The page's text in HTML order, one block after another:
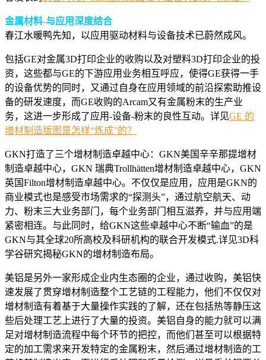
金属材料-与应用深度结合
春江水暖鸭先知，以应用驱动材料与设备技术已蔚然成风。
包括GE对金属3D打印企业的收购以及对塑料3D打印企业的投
资，这些都与GE的下游应用业务相互呼应，使得GE获得一手
的设备优势的同时，又通过自身在应用领域的前沿探索助推设
备的研发速度，而GE收购的Arcam又有金属粉末的生产业
务，这进一步形成了应用-设备-粉末的良性互动。详见GE 的
增材制造版图是怎样“炼成”的？
GKN打造了三个增材制造卓越中心：GKN美国辛辛那提增材
制造卓越中心，GKN 瑞典Trollhätten增材制造卓越中心，GKN
英国Filton增材制造卓越中心。不仅仅是应用，应用是GKN的
商业模式也是感受市场需求的“探测头”，通过航空航天、动
力、粉末三大业务部门，每个业务部门相互滋养，并与应用端
紧密相连。与此同时，给GKN这些卓越中心不断“输血”的是
GKN与其全球20所高校及科研机构的联合开发模式.详见3D科
学谷研究揭秘GKN的增材制造布局。
美铝是另外一家形成企业内生态圈的企业，通过收购，美铝快
速发展了贯穿增材制造整个工艺链的工程能力，他们不仅仅对
增材制造有着基于大量操作实践的了解，还在包括热等静压这
些后处理工艺上进行了大量的投资。美铝自身的能力就可以满
足对增材制造流程中每个环节的把控，而他们甚至可以根据特
定的加工需求来开发特定的金属粉末，然后通过增材制造的工